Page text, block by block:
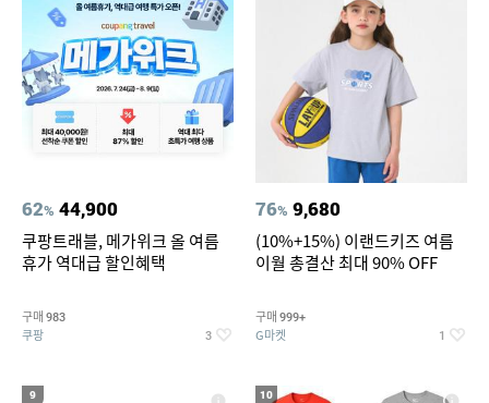
62% 44,900
쿠팡트래블, 메가위크 올 여름
휴가 역대급 할인혜택
구매 983
쿠팡 3
76% 9,680
(10%+15%) 이랜드키즈 여름
이월 총결산 최대 90% OFF
구매 999+
G마켓 1
9 10